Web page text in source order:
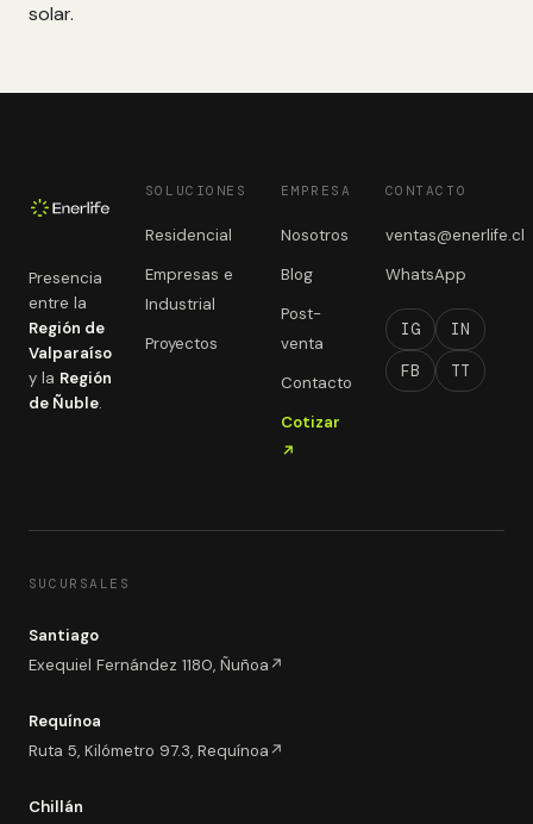
solar.
Presencia
entre la
Región de
Valparaíso
y la Región
de Ñuble.
SOLUCIONES
Residencial
Empresas e
Industrial
Proyectos
EMPRESA
Nosotros
Blog
Post-
venta
Contacto
Cotizar
↗
CONTACTO
ventas@enerlife.cl
WhatsApp
IG IN
FB TT
SUCURSALES
Santiago
Exequiel Fernández 1180, Ñuñoa ↗
Requínoa
Ruta 5, Kilómetro 97.3, Requínoa ↗
Chillán